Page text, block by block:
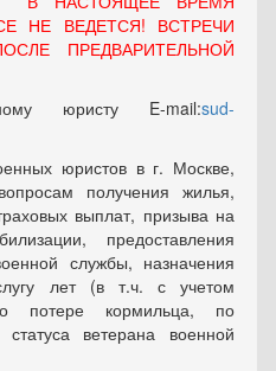
НЕ ВЕДЕТСЯ! ВСТРЕЧИ
ПРЕДВАРИТЕЛЬНОЙ
юристу E-mail:sud-
юристов в г. Москве,
получения жилья,
выплат, призыва на
предоставления
службы, назначения
лет (в т.ч. с учетом
потере кормильца, по
ветерана военной